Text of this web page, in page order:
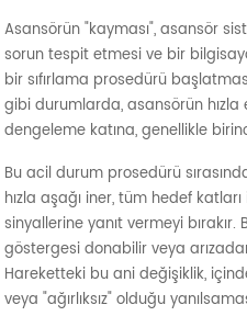
Asansörün "kayması", asansör
sorun tespit etmesi ve bir
bir sıfırlama prosedürü
gibi durumlarda, asansörün
dengeleme katına, genellikle
Bu acil durum prosedürü
hızla aşağı iner, tüm hedef
sinyallerine yanıt vermeyi
göstergesi donabilir veya
Hareketteki bu ani değişiklik,
veya "ağırlıksız" olduğu